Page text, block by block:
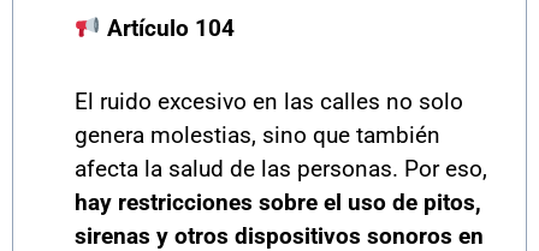
Artículo 104
El ruido excesivo en las calles no solo
genera molestias, sino que también
afecta la salud de las personas. Por eso,
hay restricciones sobre el uso de pitos,
sirenas y otros dispositivos sonoros en